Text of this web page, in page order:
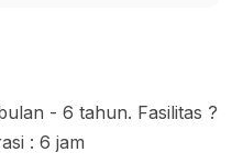
- 6 tahun. Fasilitas ?
: 6 jam